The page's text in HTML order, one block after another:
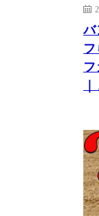
バ